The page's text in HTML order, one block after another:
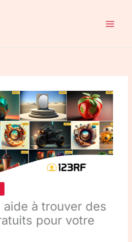
aide à trouver des
pour votre